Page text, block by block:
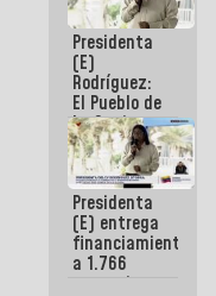
Militar de
Mamo en La
Guaira
Presidenta
(E)
Rodríguez:
El Pueblo de
La Guaira
siempre
estará
acompañada
por el
Gobierno
Nacional
Presidenta
(E) entrega
financiamientos
a 1.766
comerciantes